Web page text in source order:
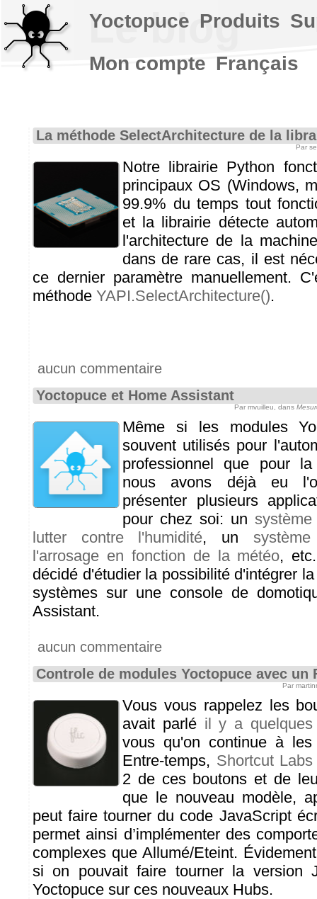
Le blog
La méthode SelectArchitecture de la
Par
Notre librairie Python
principaux OS (Windows,
99.9% du temps tout
et la librairie détecte
l'architecture de la
dans de rare cas, il est
ce dernier paramètre manuellement.
méthode YAPI.SelectArchitecture().
aucun commentaire
Yoctopuce et Home Assistant
Par mvuilleu, dans
Même si les modules
souvent utilisés pour
professionnel que pour
nous avons déjà eu
présenter plusieurs
pour chez soi: un
lutter contre l'humidité, un
l'arrosage en fonction de la météo,
décidé d'étudier la possibilité d'intégrer
systèmes sur une console de
Assistant.
aucun commentaire
Controle de modules Yoctopuce avec un
Par
Vous vous rappelez les
avait parlé il y a quelques
vous qu'on continue à
Entre-temps, Shortcut Labs
2 de ces boutons et de
que le nouveau modèle,
peut faire tourner du code JavaScript
permet ainsi d’implémenter des
complexes que Allumé/Eteint.
si on pouvait faire tourner la version
Yoctopuce sur ces nouveaux Hubs.
Yoctopuce Produits
Mon compte Français